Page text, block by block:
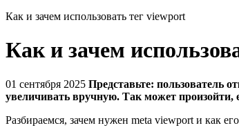
Как и зачем использовать тег viewport
Как и зачем
01 сентября 2025 Представьте: пользователь
увеличивать вручную. Так может произойти,
Разбираемся, зачем нужен meta viewport и как